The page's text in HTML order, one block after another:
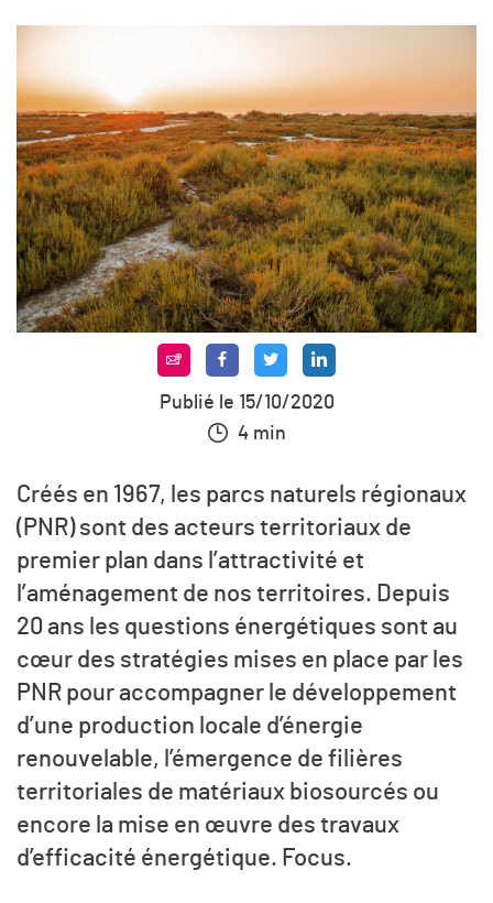
Publié le 15/10/2020
4 min
Créés en 1967, les parcs naturels régionaux
(PNR) sont des acteurs territoriaux de
premier plan dans l’attractivité et
l’aménagement de nos territoires. Depuis
20 ans les questions énergétiques sont au
cœur des stratégies mises en place par les
PNR pour accompagner le développement
d’une production locale d’énergie
renouvelable, l’émergence de filières
territoriales de matériaux biosourcés ou
encore la mise en œuvre des travaux
d’efficacité énergétique. Focus.